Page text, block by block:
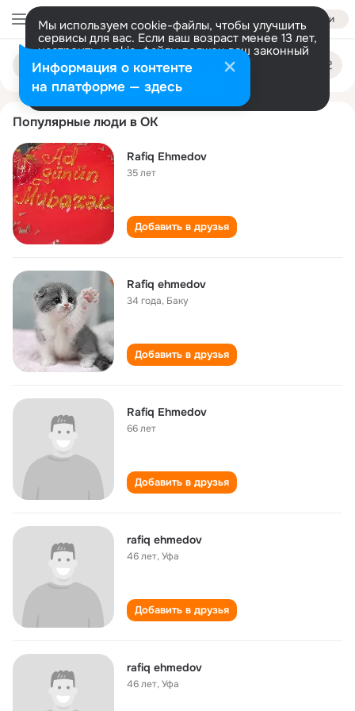
Войти
Мы используем cookie-файлы, чтобы улучшить
сервисы для вас. Если ваш возраст менее 13 лет,
настроить cookie-файлы должен ваш законный
представитель. Больше информации
Разрешить все Настроить
Поиск
людям
rafiq ehmedov
Популярные люди в ОК
Rafiq Ehmedov
35 лет
Добавить в друзья
Rafiq ehmedov
34 года, Баку
Добавить в друзья
Rafiq Ehmedov
66 лет
Добавить в друзья
rafiq ehmedov
46 лет,Уфа
Добавить в друзья
rafiq ehmedov
46 лет,Уфа
Информация о контенте
на платформе — здесь